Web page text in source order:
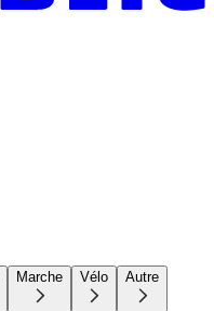
Marche Vélo Autre